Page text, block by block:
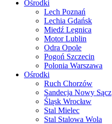
Ośrodki
Lech Poznań
Lechia Gdańsk
Miedź Legnica
Motor Lublin
Odra Opole
Pogoń Szczecin
Polonia Warszawa
Ośrodki
Ruch Chorzów
Sandecja Nowy Sącz
Śląsk Wrocław
Stal Mielec
Stal Stalowa Wola